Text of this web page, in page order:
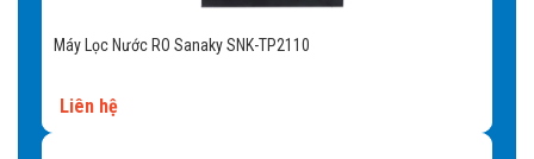
Máy Lọc Nước RO Sanaky SNK-TP2110
Liên hệ